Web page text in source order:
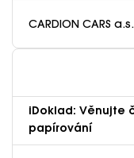
CARDION CARS a.s.
iDoklad: Věnujte
papírování